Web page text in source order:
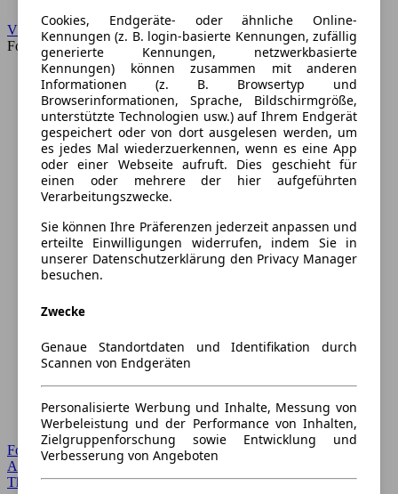
VW
Forum
Forum Startseite
Alle Auto-Foren
Themen-Forum
Cookies, Endgeräte- oder ähnliche Online-
Kennungen (z. B. login-basierte Kennungen, zufällig
generierte Kennungen, netzwerkbasierte
Kennungen) können zusammen mit anderen
Informationen (z. B. Browsertyp und
Browserinformationen, Sprache, Bildschirmgröße,
unterstützte Technologien usw.) auf Ihrem Endgerät
gespeichert oder von dort ausgelesen werden, um
es jedes Mal wiederzuerkennen, wenn es eine App
oder einer Webseite aufruft. Dies geschieht für
einen oder mehrere der hier aufgeführten
Verarbeitungszwecke.
Sie können Ihre Präferenzen jederzeit anpassen und
erteilte Einwilligungen widerrufen, indem Sie in
unserer Datenschutzerklärung den Privacy Manager
besuchen.
Zwecke
Genaue Standortdaten und Identifikation durch
Scannen von Endgeräten
Personalisierte Werbung und Inhalte, Messung von
Werbeleistung und der Performance von Inhalten,
Zielgruppenforschung sowie Entwicklung und
Verbesserung von Angeboten